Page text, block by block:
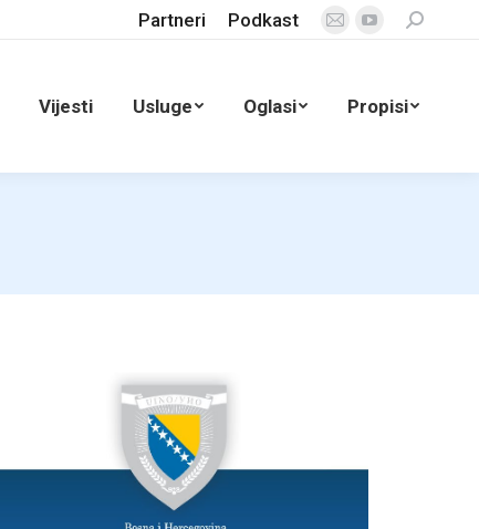
Partneri Podkast
Mail
window
YouTube
in
window
Search:
Vijesti Usluge Oglasi Propisi